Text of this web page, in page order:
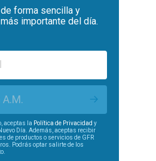
forma sencilla y
importante del día.
aceptas la Política de Privacidad y
Día. Además, aceptas recibir
de productos o servicios de GFR
Podrás optar salirte de los